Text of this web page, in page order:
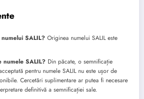
SALIL? Originea numelui SALIL este
numele SALIL? Din păcate, o semnificație
pentru numele SALIL nu este ușor de
Cercetări suplimentare ar putea fi necesare
definitivă a semnificației sale.